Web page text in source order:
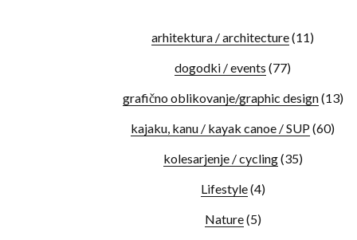
arhitektura / architecture(11)
dogodki / events (77)
grafično oblikovanje/graphic design(13)
kajaku, kanu / kayak canoe / SUP(60)
kolesarjenje / cycling(35)
Lifestyle(4)
Nature(5)